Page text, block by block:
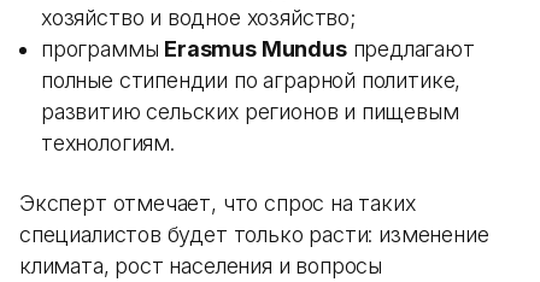
хозяйство и водное хозяйство;
программы Erasmus Mundusпредлагают
полные стипендии по аграрной политике,
развитию сельских регионов и пищевым
технологиям.
Эксперт отмечает, что спрос на таких
специалистов будет только расти: изменение
климата, рост населения и вопросы